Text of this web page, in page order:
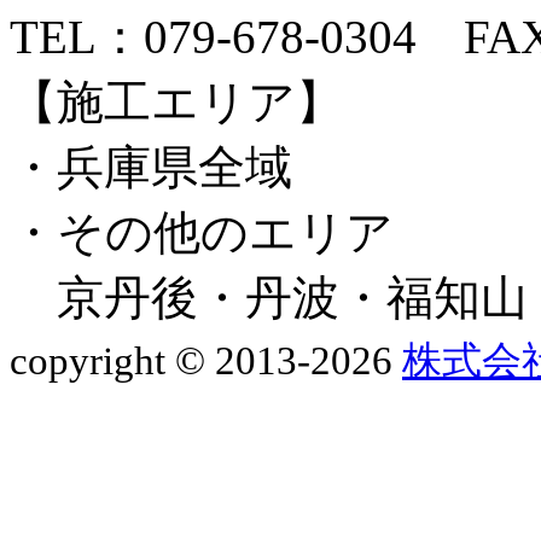
TEL：079-678-0304
【施工エリア】
・兵庫県全域
・その他のエリア
京丹後・丹波・福知山
copyright © 2013-2026 株式会